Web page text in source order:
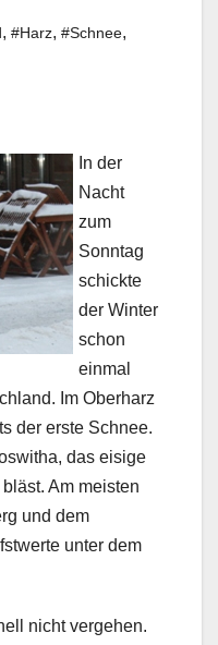
, #Harz, #Schnee,
In der
Nacht
zum
Sonntag
schickte
der Winter
schon
einmal
Im Oberharz
der erste Schnee.
das eisige
Am meisten
und dem
unter dem
nicht vergehen.